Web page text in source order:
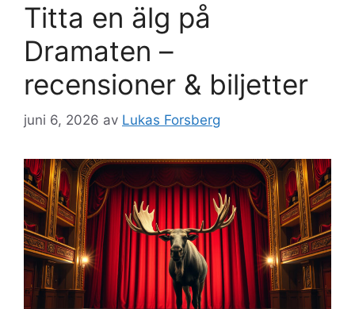
Titta en älg på
Dramaten –
recensioner & biljetter
juni 6, 2026 av Lukas Forsberg